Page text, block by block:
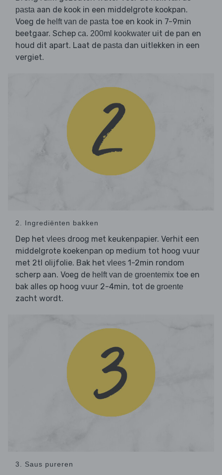
pasta aan de kook in een middelgrote kookpan.
Voeg de helft van de pasta toe en kook in 7-9min
beetgaar. Schep ca. 200ml kookwater uit de pan en
houd dit apart. Laat de pasta dan uitlekken in een
vergiet.
2. Ingrediënten bakken
Dep het vlees droog met keukenpapier. Verhit een
middelgrote koekenpan op medium tot hoog vuur
met 2tl olijfolie. Bak het vlees 1-2min rondom
scherp aan. Voeg de helft van de groentemix toe en
bak alles op hoog vuur 2-4min, tot de groente
zacht wordt.
3. Saus pureren